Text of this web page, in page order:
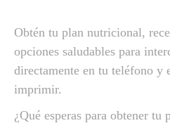
Obtén tu plan nutricional,
opciones saludables para
directamente en tu teléfono y
imprimir.
¿Qué esperas para obtener